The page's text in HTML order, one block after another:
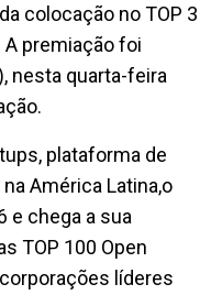
colocação no TOP 3
premiação foi
nesta quarta-feira
plataforma de
América Latina,o
e chega a sua
TOP 100 Open
líderes